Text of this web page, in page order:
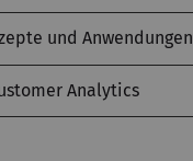
und Anwendungen
Analytics